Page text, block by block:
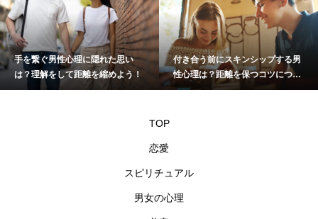
手を繋ぐ男性心理に隠れた思い
は？理解をして距離を縮めよう！
付き合う前にスキンシップする男
性心理は？距離を保つコツについ
て
TOP
恋愛
スピリチュアル
男女の心理